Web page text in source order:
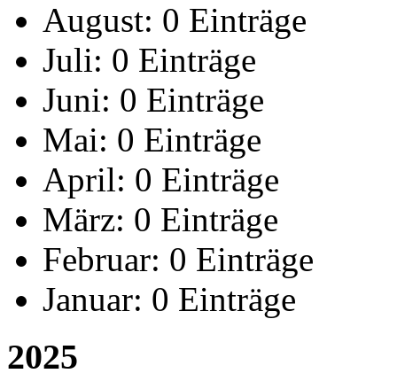
August: 0 Einträge
Juli: 0 Einträge
Juni: 0 Einträge
Mai: 0 Einträge
April: 0 Einträge
März: 0 Einträge
Februar: 0 Einträge
Januar: 0 Einträge
2025